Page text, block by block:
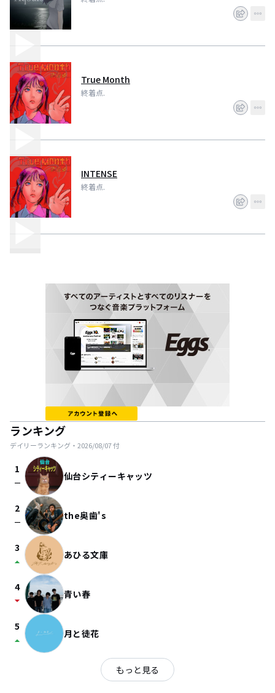
True Month
終着点.
INTENSE
終着点.
ランキング
デイリーランキング・ 2026/08/07付
1
check_indeterminate_small 仙台シティーキャッツ
2
check_indeterminate_small the奥歯's
3
arrow_drop_up あひる文庫
4
arrow_drop_down 青い春
5
arrow_drop_up 月と徒花
もっと見る